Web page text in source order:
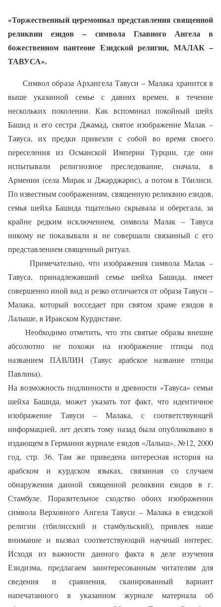
«Торжественный церемониал представления священной
реликвии езидов – символа Главного Ангела в
божественном пантеоне Езидской религии, МАЛАК –
ТАВУСА».
Символ образа Архангела Тавуси – Малака хранится в
выше указанной семье с давних времен, в течение
нескольких поколении. Как вспоминал покойный шейх
Башид и его сестра Джамад, святое изображение Малак –
Тавуса, их предки привезли с собой во время своего
переселения из Османской Империи Турции, где они
испытывали религиозное преследование, сначала, в
Армении (села Мирак и Джарджарис), а потом в Тбилиси.
По известным соображениям, священную реликвию езидов,
семья шейха Башида тщательно скрывала и оберегала, за
крайне редким исключением, символа Малак – Тавуса
никому не показывали и не совершали связанный с его
представлением священный ритуал.
Примечательно, что изображения символа Малак –
Тавуса, принадлежавший семье шейха Башида, имеет
совершенно иной вид и резко отличается от образа Тавуси –
Малака, который восседает при святом храме езидов в
Лалыше, в Иракском Курдистане.
Необходимо отметить, что эти святые образы внешне
абсолютно не похожи на изображение птицы под
названием ПАВЛИН (Тавус арабское название птицы
Павлина).
На возможность подлинности и древности «Тавуса» семьи
шейха Башида, может указать тот факт, что идентичное
изображение Тавуси – Малака, с соответствующей
информацией, лет десять тому назад была опубликовано в
издающем в Германии журнале езидов «Лалыш», №12, 2000
год, стр. 36. Там же приведена интересная история на
арабском и курдском языках, связанная со случаем
обнаружения данной священной реликвии езидов в г.
Стамбуле. Поразительное сходство обоих изображении
символа Верховного Ангела Тавуси – Малака в езидской
религии (тбилисский и стамбульский), привлек наше
внимание и вызвал соответствующий научный интерес.
Исходя из важности данного факта в деле изучения
Езидизма, предлагаем заинтересованным читателям для
сведения и сравнения, сканированный вариант
напечатанного в указанном журнале материала об